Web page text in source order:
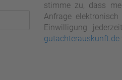
stimme zu, dass
Anfrage
Einwilligung
gutachterauskunft.de